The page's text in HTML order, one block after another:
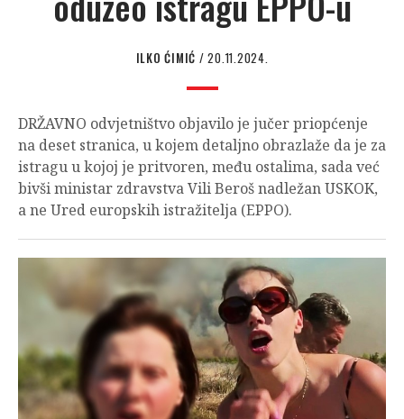
ILKO ĆIMIĆ / 20.11.2024.
DRŽAVNO odvjetništvo objavilo je jučer priopćenje
na deset stranica, u kojem detaljno obrazlaže da je za
istragu u kojoj je pritvoren, među ostalima, sada već
bivši ministar zdravstva Vili Beroš nadležan USKOK,
a ne Ured europskih istražitelja (EPPO).